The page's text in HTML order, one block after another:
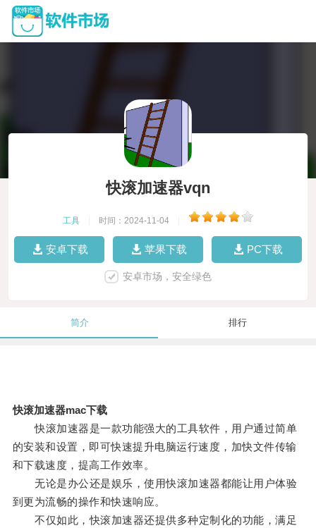
快滚加速器vqn
工具 时间：2024-11-04
安卓下载 苹果下载 PC下载
安卓市场，安全绿色
简介 排行
快滚加速器mac下载
快滚加速器是一款功能强大的工具软件，用户通过简单
的安装和设置，即可快速提升电脑运行速度，加快文件传输
和下载速度，提高工作效率。
无论是办公还是娱乐，使用快滚加速器都能让用户体验
到更为流畅的操作和快速响应。
不仅如此，快滚加速器还提供多种定制化的功能，满足